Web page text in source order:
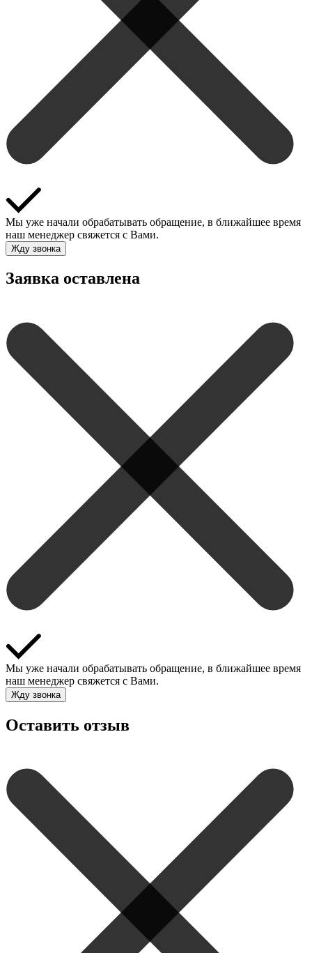
Мы уже начали обрабатывать обращение, в ближайшее время
наш менеджер свяжется с Вами.
Жду звонка
Заявка оставлена
Мы уже начали обрабатывать обращение, в ближайшее время
наш менеджер свяжется с Вами.
Жду звонка
Оставить отзыв